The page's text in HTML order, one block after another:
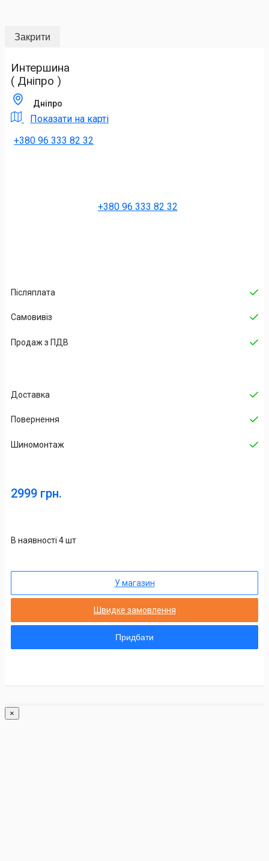
Закрити
Интершина
( Дніпро )
Дніпро
Показати на карті
+380 96 333 82 32
+380 96 333 82 32
Післяплата
Самовивіз
Продаж з ПДВ
Доставка
Повернення
Шиномонтаж
2999 грн.
В наявності 4 шт
У магазин
Швидке замовлення
Придбати
×